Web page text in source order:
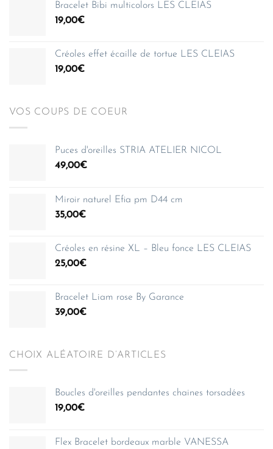
35,00€
Bracelet Bibi multicolors LES CLEIAS
19,00€
Créoles effet écaille de tortue LES CLEIAS
19,00€
VOS COUPS DE COEUR
Puces d'oreilles STRIA ATELIER NICOL
49,00€
Miroir naturel Efia pm D44 cm
35,00€
Créoles en résine XL – Bleu fonce LES CLEIAS
25,00€
Bracelet Liam rose By Garance
39,00€
CHOIX ALÉATOIRE D’ARTICLES
Boucles d'oreilles pendantes chaines torsadées
19,00€
Flex Bracelet bordeaux marble VANESSA